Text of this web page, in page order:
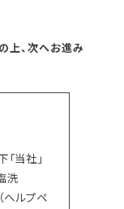
上、次へお進み
当社」
洗
ヘルプペ